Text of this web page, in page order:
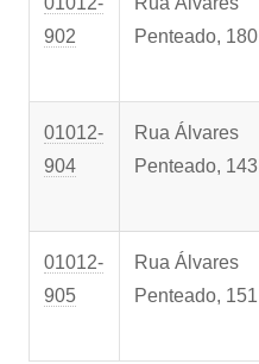
902
Penteado, 180
01012-
904
Rua Álvares
Penteado, 143
01012-
905
Rua Álvares
Penteado, 151